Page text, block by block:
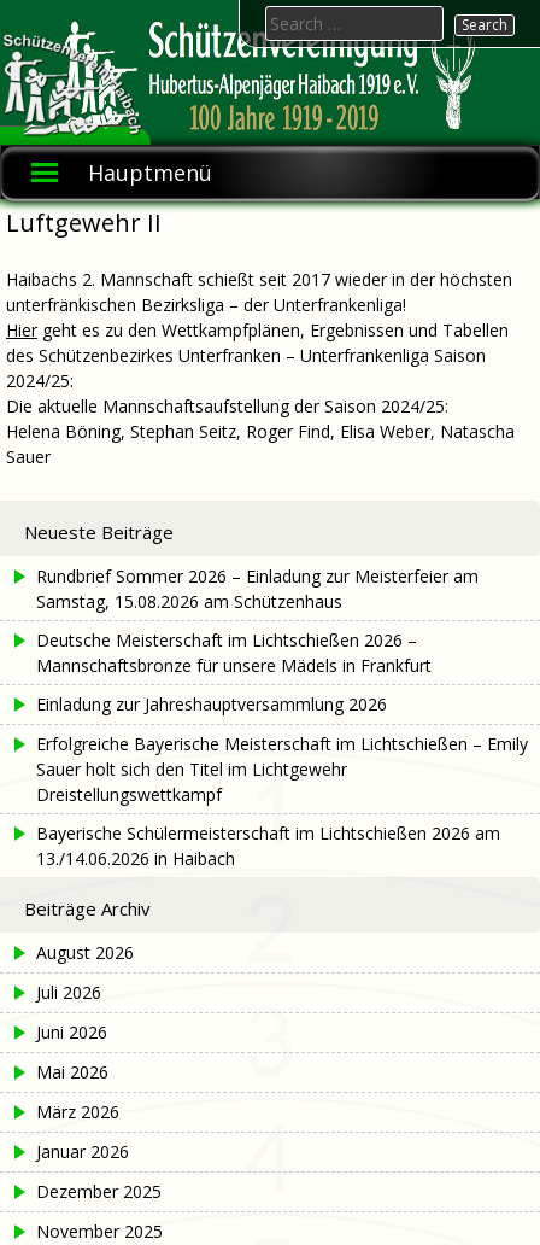
to
content
Hubertus-
Alpenjäger
Haibach
Schützenvereinigung
1919 e.V.
Hauptmenü
Search
for:
Luftgewehr II
Haibachs 2. Mannschaft schießt seit 2017 wieder in der höchsten
unterfränkischen Bezirksliga – der Unterfrankenliga!
Hiergeht es zu den Wettkampfplänen, Ergebnissen und Tabellen
des Schützenbezirkes Unterfranken – Unterfrankenliga Saison
2024/25:
Die aktuelle Mannschaftsaufstellung der Saison 2024/25:
Helena Böning, Stephan Seitz, Roger Find, Elisa Weber, Natascha
Sauer
Neueste Beiträge
Rundbrief Sommer 2026 – Einladung zur Meisterfeier am
Samstag, 15.08.2026 am Schützenhaus
Deutsche Meisterschaft im Lichtschießen 2026 –
Mannschaftsbronze für unsere Mädels in Frankfurt
Einladung zur Jahreshauptversammlung 2026
Erfolgreiche Bayerische Meisterschaft im Lichtschießen – Emily
Sauer holt sich den Titel im Lichtgewehr
Dreistellungswettkampf
Bayerische Schülermeisterschaft im Lichtschießen 2026 am
13./14.06.2026 in Haibach
Beiträge Archiv
August 2026
Juli 2026
Juni 2026
Mai 2026
März 2026
Januar 2026
Dezember 2025
November 2025